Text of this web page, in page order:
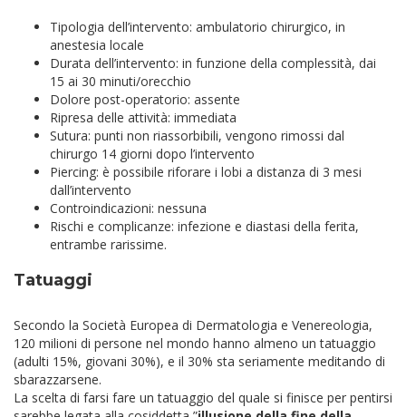
Tipologia dell’intervento: ambulatorio chirurgico, in
anestesia locale
Durata dell’intervento: in funzione della complessità, dai
15 ai 30 minuti/orecchio
Dolore post-operatorio: assente
Ripresa delle attività: immediata
Sutura: punti non riassorbibili, vengono rimossi dal
chirurgo 14 giorni dopo l’intervento
Piercing: è possibile riforare i lobi a distanza di 3 mesi
dall’intervento
Controindicazioni: nessuna
Rischi e complicanze: infezione e diastasi della ferita,
entrambe rarissime.
Tatuaggi
Secondo la Società Europea di Dermatologia e Venereologia,
120 milioni di persone nel mondo hanno almeno un tatuaggio
(adulti 15%, giovani 30%), e il 30% sta seriamente meditando di
sbarazzarsene.
La scelta di farsi fare un tatuaggio del quale si finisce per pentirsi